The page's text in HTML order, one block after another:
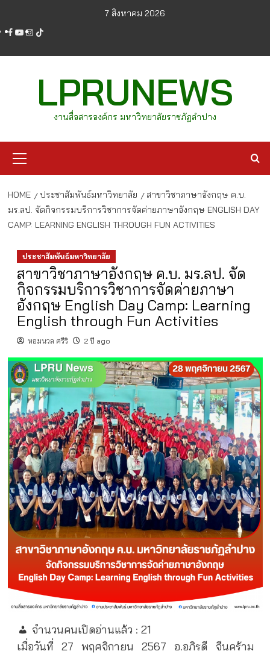
content
7 สิงหาคม 2026
facebook
youtube
instagram
tiktok
LPRUNEWS
งานสื่อสารองค์กร มหาวิทยาลัยราชภัฏลำปาง
Menu
HOME ประชาสัมพันธ์มหาวิทยาลัย
สาขาวิชาภาษาอังกฤษ ค.บ.
มร.ลป. จัดกิจกรรมบริการวิชาการจัดค่ายภาษาอังกฤษ ENGLISH DAY
CAMP: LEARNING ENGLISH THROUGH FUN ACTIVITIES
ประชาสัมพันธ์มหาวิทยาลัย
สาขาวิชาภาษาอังกฤษ ค.บ. มร.ลป. จัด
กิจกรรมบริการวิชาการจัดค่ายภาษา
อังกฤษ English Day Camp: Learning
English through Fun Activities
หอมนวล ศรีริ 2 ปี ago
จำนวนคนเปิดอ่านแล้ว : 21
เมื่อวันที่ 27 พฤศจิกายน 2567 อ.อภิรดี จีนคร้าม